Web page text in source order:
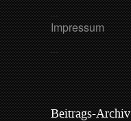
Impressum
Beitrags-Archiv